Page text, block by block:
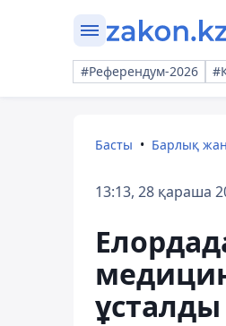
#Референдум-2026
Басты Барлық
13:13, 28 қараша
ұсталды